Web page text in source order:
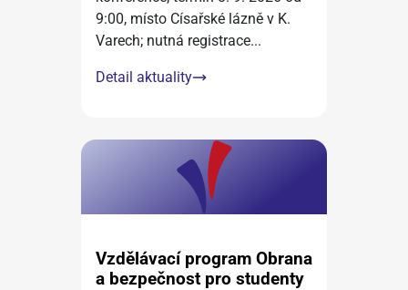
9:00, místo Císařské lázně v K.
Varech; nutná registrace...
Detail aktuality
Vzdělávací program Obrana
a bezpečnost pro studenty